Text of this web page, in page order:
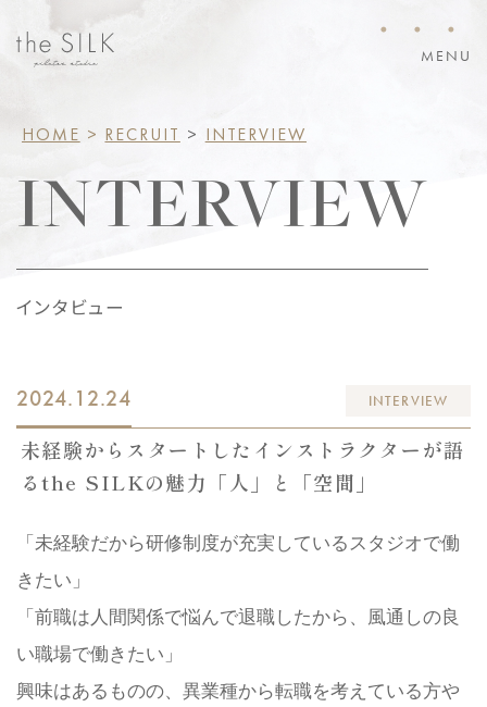
HOME > RECRUIT > INTERVIEW
INTERVIEW
インタビュー
2024.12.24 INTERVIEW
未経験からスタートしたインストラクターが語
るthe SILKの魅力「人」と「空間」
「未経験だから研修制度が充実しているスタジオで働
きたい」
「前職は人間関係で悩んで退職したから、風通しの良
い職場で働きたい」
興味はあるものの、異業種から転職を考えている方や
・・・
MENU